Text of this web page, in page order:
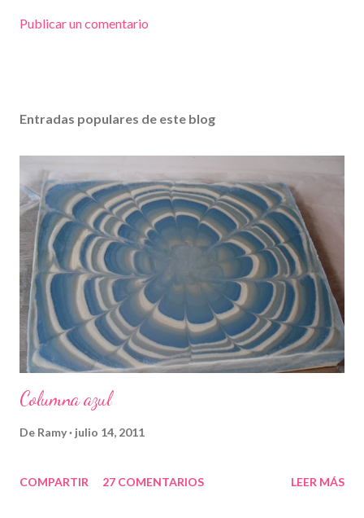
Publicar un comentario
Entradas populares de este blog
Columna azul
De Ramy julio 14, 2011
COMPARTIR 27 COMENTARIOS LEER MÁS